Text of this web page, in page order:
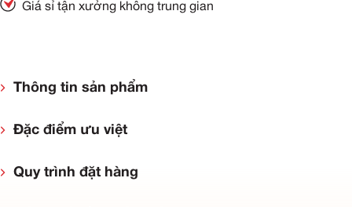
Giá sỉ tận xưởng không trung gian
Thông tin sản phẩm
Đặc điểm ưu việt
Quy trình đặt hàng